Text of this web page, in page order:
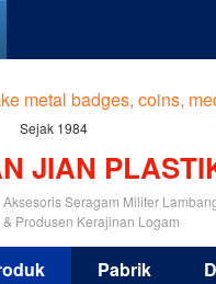
Sejak 1984
JIAN
Aksesoris Seragam Militer
& Produsen Kerajinan Logam
Pabrik